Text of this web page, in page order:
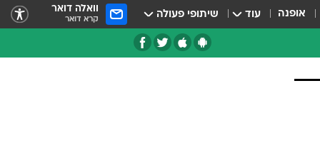
אופנה עוד שיתופי פעולה וואלה דואר
קרא דואר